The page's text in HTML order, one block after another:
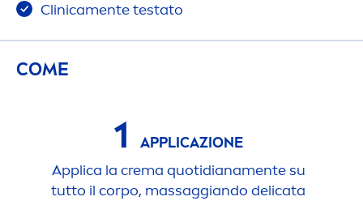
Clinicamente testato
COME
1
APPLICAZIONE
Applica la crema quotidianamente su
tutto il corpo, massaggiando delicata